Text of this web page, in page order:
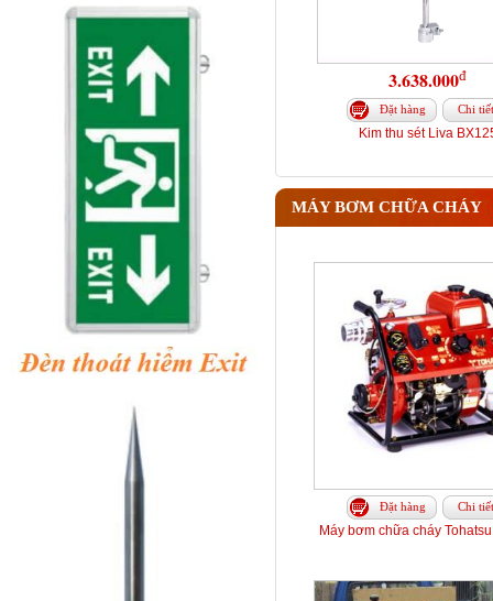
3.638.000đ
Đặt hàng Chi tiết
Kim thu sét Liva
MÁY BƠM CHỮA CHÁY
Đặt hàng Chi tiết
Máy bơm chữa cháy